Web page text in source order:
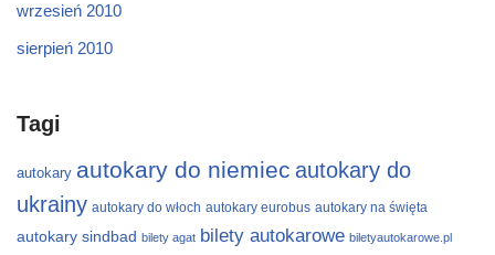
wrzesień 2010
sierpień 2010
Tagi
autokary autokary do niemiec autokary do
ukrainy autokary do włoch autokary eurobus autokary na święta
autokary sindbad bilety agat bilety autokarowe biletyautokarowe.pl